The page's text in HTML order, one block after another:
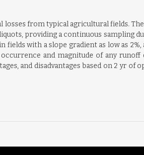
from typical agricultural fields.
providing a continuous sampling
with a slope gradient as low as
and magnitude of any runoff
and disadvantages based on 2 yr of